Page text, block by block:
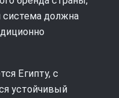
система должна
Египту, с
устойчивый